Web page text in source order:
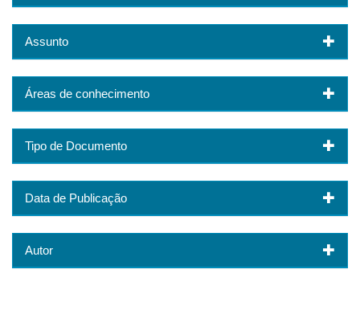
Assunto
Áreas de conhecimento
Tipo de Documento
Data de Publicação
Autor